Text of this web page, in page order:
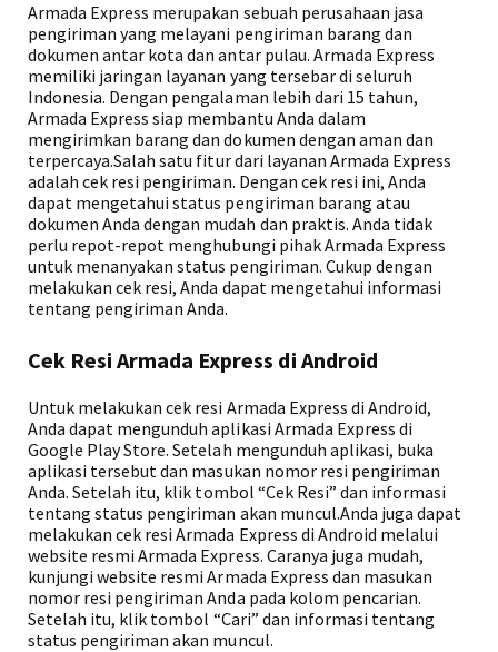
Armada Express merupakan sebuah perusahaan jasa
pengiriman yang melayani pengiriman barang dan
dokumen antar kota dan antar pulau. Armada Express
memiliki jaringan layanan yang tersebar di seluruh
Indonesia. Dengan pengalaman lebih dari 15 tahun,
Armada Express siap membantu Anda dalam
mengirimkan barang dan dokumen dengan aman dan
terpercaya.Salah satu fitur dari layanan Armada Express
adalah cek resi pengiriman. Dengan cek resi ini, Anda
dapat mengetahui status pengiriman barang atau
dokumen Anda dengan mudah dan praktis. Anda tidak
perlu repot-repot menghubungi pihak Armada Express
untuk menanyakan status pengiriman. Cukup dengan
melakukan cek resi, Anda dapat mengetahui informasi
tentang pengiriman Anda.
Cek Resi Armada Express di Android
Untuk melakukan cek resi Armada Express di Android,
Anda dapat mengunduh aplikasi Armada Express di
Google Play Store. Setelah mengunduh aplikasi, buka
aplikasi tersebut dan masukan nomor resi pengiriman
Anda. Setelah itu, klik tombol “Cek Resi” dan informasi
tentang status pengiriman akan muncul.Anda juga dapat
melakukan cek resi Armada Express di Android melalui
website resmi Armada Express. Caranya juga mudah,
kunjungi website resmi Armada Express dan masukan
nomor resi pengiriman Anda pada kolom pencarian.
Setelah itu, klik tombol “Cari” dan informasi tentang
status pengiriman akan muncul.